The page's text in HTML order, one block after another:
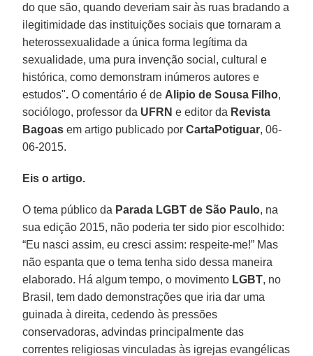
do que são, quando deveriam sair às ruas bradando a
ilegitimidade das instituições sociais que tornaram a
heterossexualidade a única forma legítima da
sexualidade, uma pura invenção social, cultural e
histórica, como demonstram inúmeros autores e
estudos".O comentário é de Alipio de Sousa Filho,
sociólogo, professor da UFRN e editor da Revista
Bagoas em artigo publicado porCartaPotiguar, 06-
06-2015.
Eis o artigo.
O tema público da Parada LGBT de São Paulo, na
sua edição 2015, não poderia ter sido pior escolhido:
“Eu nasci assim, eu cresci assim: respeite-me!” Mas
não espanta que o tema tenha sido dessa maneira
elaborado. Há algum tempo, o movimento LGBT, no
Brasil, tem dado demonstrações que iria dar uma
guinada à direita, cedendo às pressões
conservadoras, advindas principalmente das
correntes religiosas vinculadas às igrejas evangélicas